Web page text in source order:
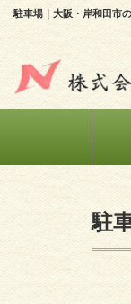
駐車場｜大阪・岸和田市
駐